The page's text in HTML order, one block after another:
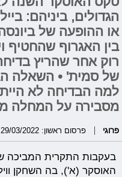
הגדולים, ביניהם:
או ההופעה של
בין האגרוף שהחטיף
רוק אחר שהריץ
של סמית' • השאלה
למה הבדיחה לא
מסבירה על המחלה
פרוגי פרסום ראשון: 29/03/2022, 13:12
בעקבות התקרית
האוסקר (א'), בה השחקן